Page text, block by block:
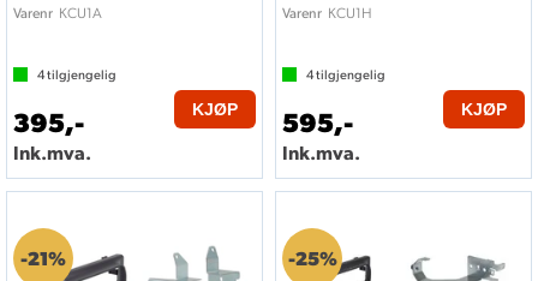
Varenr KCU1A
4tilgjengelig
395,-
Ink.mva.
KJØP
Varenr KCU1H
4tilgjengelig
595,-
Ink.mva.
KJØP
21% 25%